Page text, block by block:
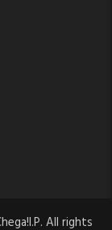
All rights